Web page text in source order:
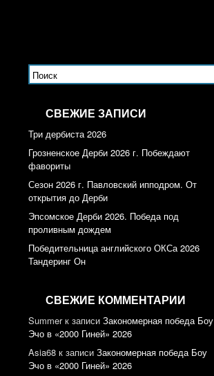
СВЕЖИЕ ЗАПИСИ
Три дербиста 2026
Грозненское Дерби 2026 г. Побеждают
фавориты
Сезон 2026 г. Павловский ипподром. От
открытия до Дерби
Эпсомское Дерби 2026. Победа под
проливным дождем
Победительница английского ОКСа 2026
Тандеринг Он
СВЕЖИЕ КОММЕНТАРИИ
Summerк записи Закономерная победа Боу
Эчо в «2000 Гиней» 2026
Asia68 к записи Закономерная победа Боу
Эчо в «2000 Гиней» 2026